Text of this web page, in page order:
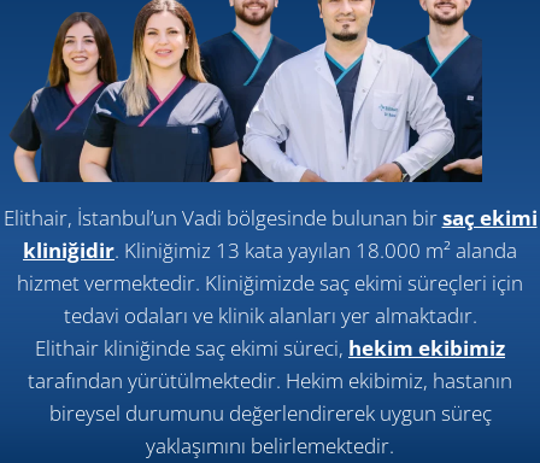
Elithair, İstanbul’un Vadi bölgesinde bulunan birsaç ekimi
kliniğidir. Kliniğimiz 13 kata yayılan 18.000 m² alanda
hizmet vermektedir. Kliniğimizde saç ekimi süreçleri için
tedavi odaları ve klinik alanları yer almaktadır.
Elithair kliniğinde saç ekimi süreci, hekim ekibimiz
tarafından yürütülmektedir. Hekim ekibimiz, hastanın
bireysel durumunu değerlendirerek uygun süreç
yaklaşımını belirlemektedir.